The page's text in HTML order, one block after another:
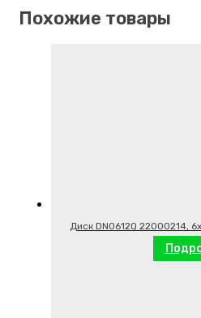
Похожие товары
Диск DN0612Q 22000214,